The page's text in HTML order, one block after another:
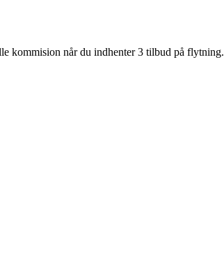
kommision når du indhenter 3 tilbud på flytning.